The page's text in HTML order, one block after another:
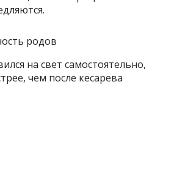
родов
на свет самостоятельно,
чем после кесарева